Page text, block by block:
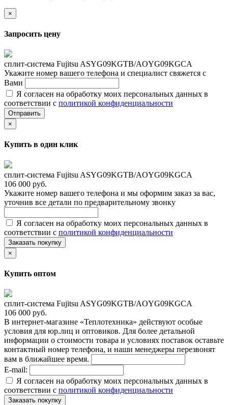
×
Запросить цену
сплит-система Fujitsu ASYG09KGTB/AOYG09KGCA
Укажите номер вашего телефона и специалист свяжется с
Вами
Я согласен на обработку моих персональных данных в
соответствии с политикой конфиденциальности
Отправить
×
Купить в один клик
сплит-система Fujitsu ASYG09KGTB/AOYG09KGCA
106 000 руб.
Укажите номер вашего телефона и мы оформим заказ за вас,
уточнив все детали по предварительному звонку
Я согласен на обработку моих персональных данных в
соответствии с политикой конфиденциальности
Заказать покупку
×
Купить оптом
сплит-система Fujitsu ASYG09KGTB/AOYG09KGCA
106 000 руб.
В интернет-магазине «Теплотехника» действуют особые
условия для юр.лиц и оптовиков. Для более детальной
информации о стоимости товара и условиях поставок оставьте
контактный номер телефона, и наши менеджеры перезвонят
вам в ближайшее время.
E-mail:
Я согласен на обработку моих персональных данных в
соответствии с политикой конфиденциальности
Заказать покупку